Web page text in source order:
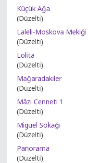
Küçük Ağa
(Düzelti)
Laleli-Moskova Mekiği
(Düzelti)
Lolita
(Düzelti)
Mağaradakiler
(Düzelti)
Mâzi Cenneti 1
(Düzelti)
Miguel Sokağı
(Düzelti)
Panorama
(Düzelti)